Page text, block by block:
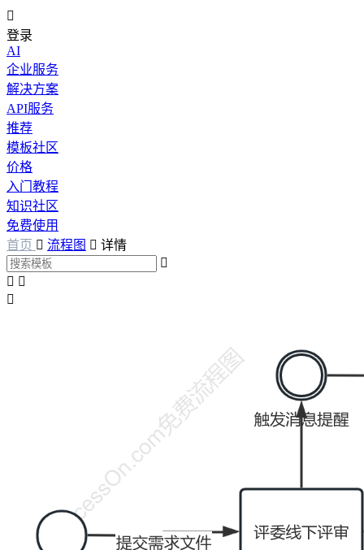

登录
AI
企业服务
解决方案
API服务
推荐
模板社区
价格
入门教程
知识社区
免费使用
首页  流程图  详情

 
